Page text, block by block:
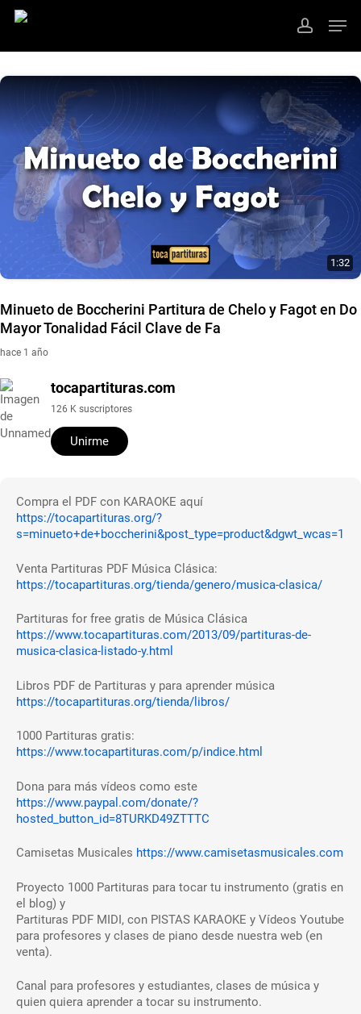
cuenta
1:32
Minueto de Boccherini Partitura de Chelo y Fagot en Do
Mayor Tonalidad Fácil Clave de Fa
hace 1 año
tocapartituras.com
126 K suscriptores
Unirme
Compra el PDF con KARAOKE aquí
https://tocapartituras.org/?
s=minueto+de+boccherini&post_type=product&dgwt_wcas=1
Venta Partituras PDF Música Clásica:
https://tocapartituras.org/tienda/genero/musica-clasica/
Partituras for free gratis de Música Clásica
https://www.tocapartituras.com/2013/09/partituras-de-
musica-clasica-listado-y.html
Libros PDF de Partituras y para aprender música
https://tocapartituras.org/tienda/libros/
1000 Partituras gratis:
https://www.tocapartituras.com/p/indice.html
Dona para más vídeos como este
https://www.paypal.com/donate/?
hosted_button_id=8TURKD49ZTTTC
Camisetas Musicales https://www.camisetasmusicales.com
Proyecto 1000 Partituras para tocar tu instrumento (gratis en
el blog) y
Partituras PDF MIDI, con PISTAS KARAOKE y Vídeos Youtube
para profesores y clases de piano desde nuestra web (en
venta).
Canal para profesores y estudiantes, clases de música y
quien quiera aprender a tocar su instrumento.